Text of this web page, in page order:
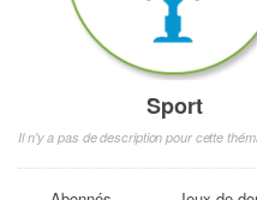
Sport
Il n'y a pas de description pour cette